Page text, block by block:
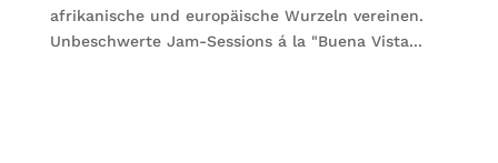
afrikanische und europäische Wurzeln vereinen.
Unbeschwerte Jam-Sessions á la "Buena Vista...